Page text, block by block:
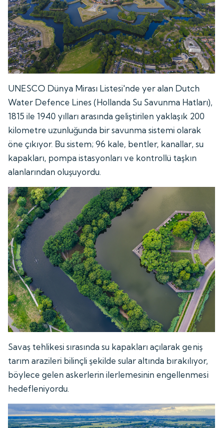
UNESCO Dünya Mirası Listesi'nde yer alan Dutch
Water Defence Lines (Hollanda Su Savunma Hatları),
1815 ile 1940 yılları arasında geliştirilen yaklaşık 200
kilometre uzunluğunda bir savunma sistemi olarak
öne çıkıyor. Bu sistem; 96 kale, bentler, kanallar, su
kapakları, pompa istasyonları ve kontrollü taşkın
alanlarından oluşuyordu.
Savaş tehlikesi sırasında su kapakları açılarak geniş
tarım arazileri bilinçli şekilde sular altında bırakılıyor,
böylece gelen askerlerin ilerlemesinin engellenmesi
hedefleniyordu.